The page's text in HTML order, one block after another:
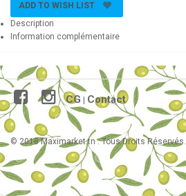
ADD TO WISH LIST
Description
Information complémentaire
CG Contact
© 2018 Maximarket.tn . Tous Droits Réservés.